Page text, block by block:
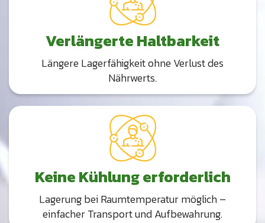
Verlängerte Haltbarkeit
Längere Lagerfähigkeit ohne Verlust des
Nährwerts.
Keine Kühlung erforderlich
Lagerung bei Raumtemperatur möglich –
einfacher Transport und Aufbewahrung.